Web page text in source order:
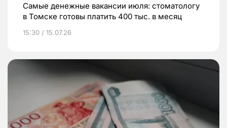
Самые денежные вакансии июля: стоматологу
в Томске готовы платить 400 тыс. в месяц
15:30 / 15.07.26